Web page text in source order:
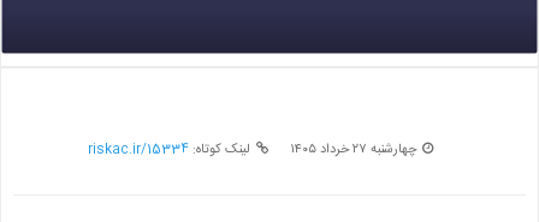
چهارشنبه ۲۷ خرداد ۱۴۰۵ لینک کوتاه: riskac.ir/15334